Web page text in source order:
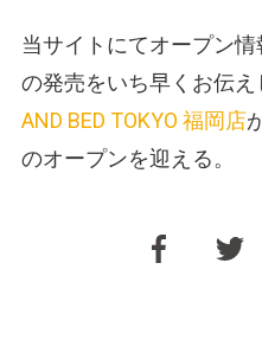
当サイトにてオープン
の発売をいち早くお伝え
AND BED TOKYO 福岡店
のオープンを迎える。